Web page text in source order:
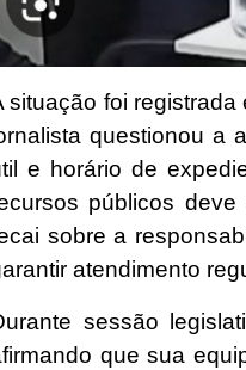
situação foi
questionou a
e horário de
públicos
sobre a
atendimento
sessão
que sua